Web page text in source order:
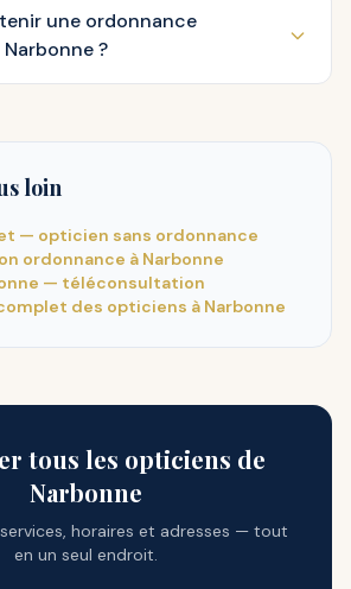
une ordonnance
?
loin
— opticien sans ordonnance
ordonnance à Narbonne
— téléconsultation
des opticiens à Narbonne
tous les opticiens de
Narbonne
horaires et adresses — tout
en un seul endroit.